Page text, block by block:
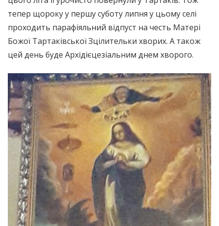
тепер щороку у першу суботу липня у цьому селі
проходить парафіяльний відпуст на честь Матері
Божої Тартаківської Зцілительки хворих. А також
цей день буде Архідієцезіальним днем хворого.